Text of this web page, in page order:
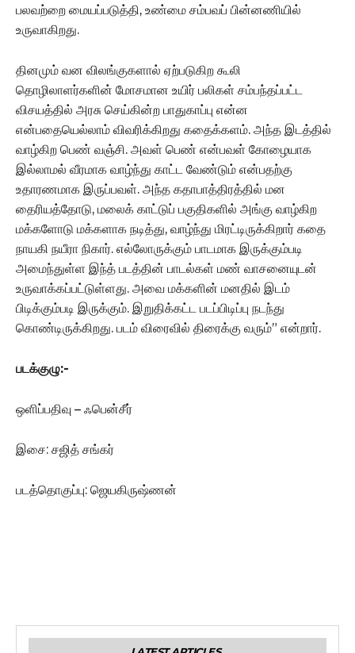
பலவற்றை மையப்படுத்தி, உண்மை சம்பவப் பின்னணியில்
உருவாகிறது.
தினமும் வன விலங்குகளால் ஏற்படுகிற கூலி
தொழிலாளர்களின் மோசமான உயிர் பலிகள் சம்பந்தப்பட்ட
விசயத்தில் அரசு செய்கின்ற பாதுகாப்பு என்ன
என்பதையெல்லாம் விவரிக்கிறது கதைக்களம். அந்த இடத்தில்
வாழ்கிற பெண் வஞ்சி. அவள் பெண் என்பவள் கோழையாக
இல்லாமல் வீரமாக வாழ்ந்து காட்ட வேண்டும் என்பதற்கு
உதாரணமாக இருப்பவள். அந்த கதாபாத்திரத்தில் மன
தைரியத்தோடு, மலைக் காட்டுப் பகுதிகளில் அங்கு வாழ்கிற
மக்களோடு மக்களாக நடித்து, வாழ்ந்து மிரட்டிருக்கிறார் கதை
நாயகி நயீரா நிகார். எல்லோருக்கும் பாடமாக இருக்கும்படி
அமைந்துள்ள இந்த் படத்தின் பாடல்கள் மண் வாசனையுடன்
உருவாக்கப்பட்டுள்ளது. அவை மக்களின் மனதில் இடம்
பிடிக்கும்படி இருக்கும். இறுதிக்கட்ட படப்பிடிப்பு நடந்து
கொண்டிருக்கிறது. படம் விரைவில் திரைக்கு வரும்” என்றார்.
படக்குழு:-
ஒளிப்பதிவு – ஃபென்சீர்
இசை: சஜித் சங்கர்
படத்தொகுப்பு: ஜெயகிருஷ்ணன்